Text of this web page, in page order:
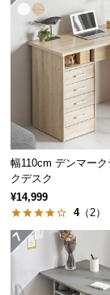
経
路
に
返
品・
キ
ャ
ン
セ
に
サビを防ぐ
フレームには
を施しまし
幅110cm デンマー
クデスク
¥14,999
4（2）